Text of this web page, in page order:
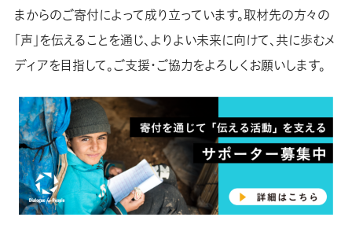
まからのご寄付によって成り立っています。取材先の方々の
「声」を伝えることを通じ、よりよい未来に向けて、共に歩むメ
ディアを目指して。ご支援・ご協力をよろしくお願いします。